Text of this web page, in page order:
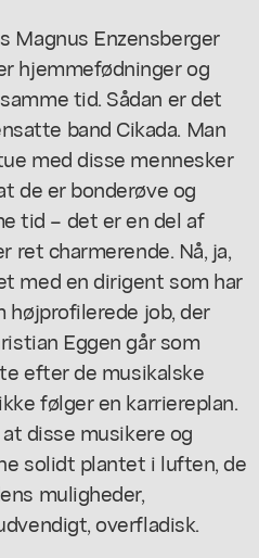
Magnus Enzensberger
hjemmefødninger og
tid. Sådan er det
band Cikada. Man
med disse mennesker
de er bonderøve og
tid – det er en del af
ret charmerende. Nå, ja,
med en dirigent som har
højprofilerede job, der
Eggen går som
efter de musikalske
følger en karriereplan.
disse musikere og
solidt plantet i luften, de
muligheder,
overfladisk.